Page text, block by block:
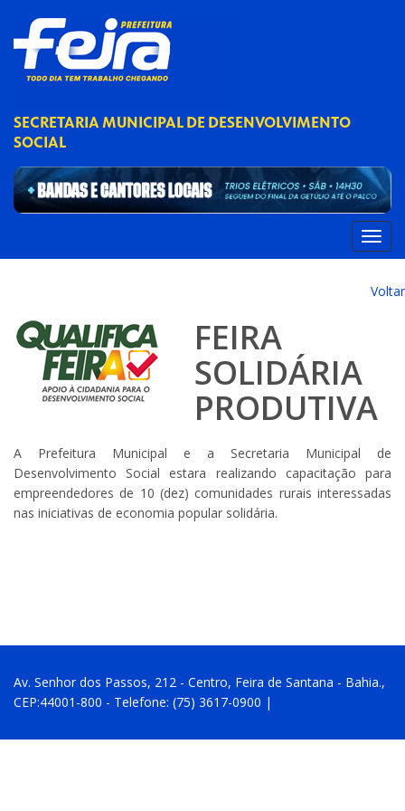
SECRETARIA MUNICIPAL DE DESENVOLVIMENTO
SOCIAL
Voltar
FEIRA
SOLIDÁRIA
PRODUTIVA
A Prefeitura Municipal e a Secretaria Municipal de
Desenvolvimento Social estara realizando capacitação para
empreendedores de 10 (dez) comunidades rurais interessadas
nas iniciativas de economia popular solidária.
Av. Senhor dos Passos, 212 - Centro, Feira de Santana - Bahia.,
CEP:44001-800 - Telefone: (75) 3617-0900 |